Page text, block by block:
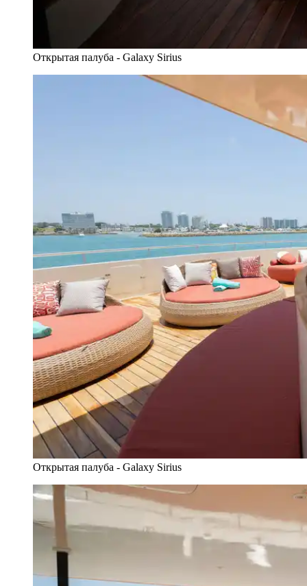
Открытая палуба - Galaxy Sirius
Открытая палуба - Galaxy Sirius